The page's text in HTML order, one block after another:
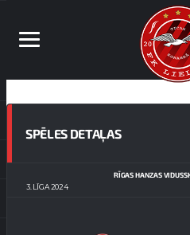
SPĒLES DETAĻAS
3. LĪGA 2024
RĪGAS HANZAS